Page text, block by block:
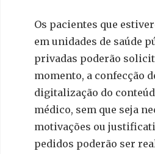
Os pacientes que
em unidades de saúde
privadas poderão
momento, a confecção
digitalização do
médico, sem que seja
motivações ou
pedidos poderão ser